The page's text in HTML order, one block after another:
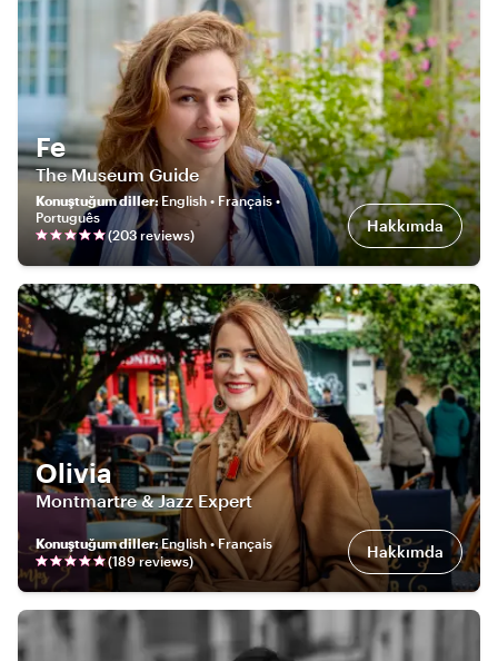
Fe
The Museum Guide
Konuştuğum diller:English • Français •
Português
(203reviews) Hakkımda
Olivia
Montmartre & Jazz Expert
Konuştuğum diller:English • Français
(189reviews) Hakkımda